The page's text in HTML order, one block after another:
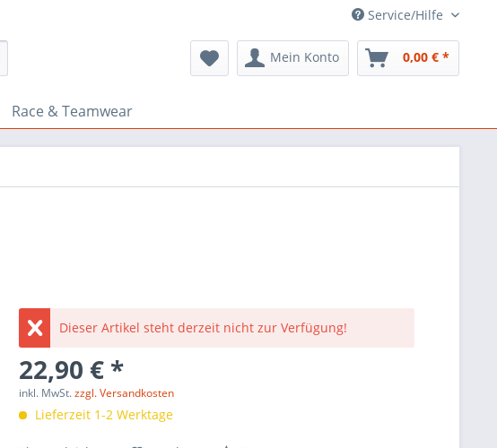
Service/Hilfe
Mein Konto 0,00 € *
Race & Teamwear
Dieser Artikel steht derzeit nicht zur Verfügung!
22,90 € *
inkl. MwSt.zzgl. Versandkosten
Lieferzeit 1-2 Werktage